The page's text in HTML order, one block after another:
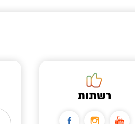
רשתות